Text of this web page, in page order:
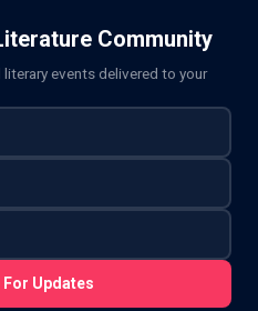
Community
events delivered to your
Updates